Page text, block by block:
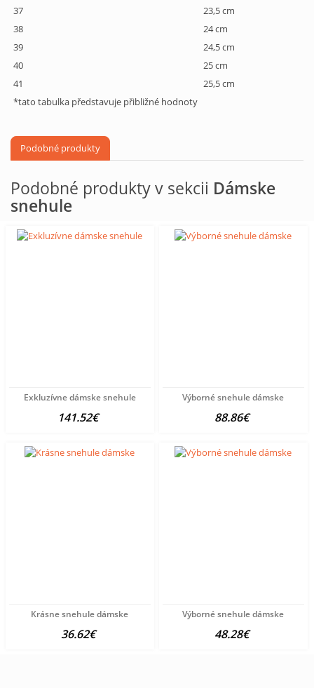
37
23,5 cm
38
24 cm
39
24,5 cm
40
25 cm
41
25,5 cm
*tato tabulka představuje přibližné hodnoty
Podobné produkty
Podobné produkty v sekcii Dámske
snehule
Exkluzívne dámske snehule
141.52€
Výborné snehule dámske
88.86€
Krásne snehule dámske
36.62€
Výborné snehule dámske
48.28€